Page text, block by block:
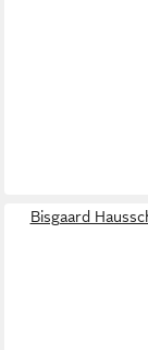
Bisgaard